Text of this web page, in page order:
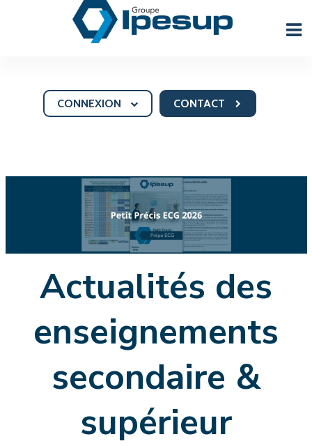
CONTACT
CONNEXION
Actualités des
enseignements
secondaire &
supérieur